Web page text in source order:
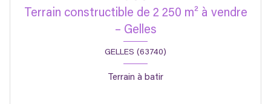
Terrain constructible de 2 250 m² à vendre
– Gelles
GELLES (63740)
Terrain à batir